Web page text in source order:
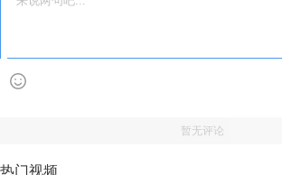
暂无评论
热门视频